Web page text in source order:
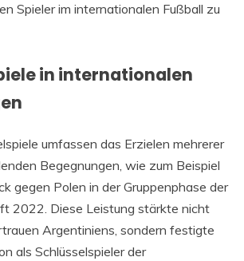
Spieler im internationalen Fußball zu
in internationalen
umfassen das Erzielen mehrerer
Begegnungen, wie zum Beispiel
gegen Polen in der Gruppenphase der
2022. Diese Leistung stärkte nicht
Argentiniens, sondern festigte
als Schlüsselspieler der